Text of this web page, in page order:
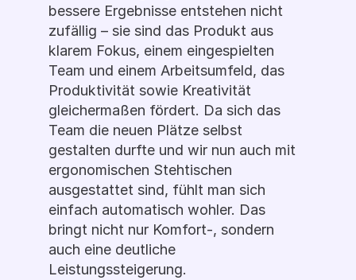
bessere Ergebnisse entstehen nicht
zufällig – sie sind das Produkt aus
klarem Fokus, einem eingespielten
Team und einem Arbeitsumfeld, das
Produktivität sowie Kreativität
gleichermaßen fördert. Da sich das
Team die neuen Plätze selbst
gestalten durfte und wir nun auch mit
ergonomischen Stehtischen
ausgestattet sind, fühlt man sich
einfach automatisch wohler. Das
bringt nicht nur Komfort-, sondern
auch eine deutliche
Leistungssteigerung.